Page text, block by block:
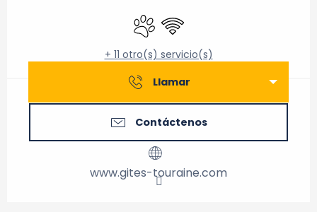
Se aceptan animales
Wifi
+ 11 otro(s) servicio(s)
Llamar
Contáctenos
www.gites-touraine.com